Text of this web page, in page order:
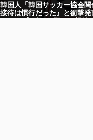
韓国人「韓国サッカー協会
接待は慣行だった』と衝撃